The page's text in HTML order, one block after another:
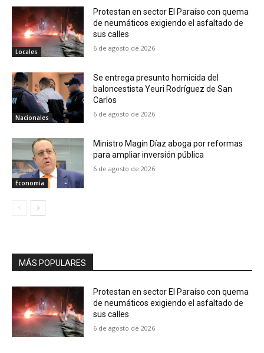
Locales
Protestan en sector El Paraíso con quema
de neumáticos exigiendo el asfaltado de
sus calles
6 de agosto de 2026
Nacionales
Se entrega presunto homicida del
baloncestista Yeuri Rodríguez de San
Carlos
6 de agosto de 2026
Economía
Ministro Magín Díaz aboga por reformas
para ampliar inversión pública
6 de agosto de 2026
MÁS POPULARES
Protestan en sector El Paraíso con quema
de neumáticos exigiendo el asfaltado de
sus calles
6 de agosto de 2026